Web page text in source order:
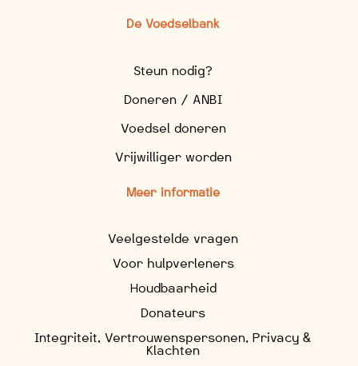
De Voedselbank
Steun nodig?
Doneren / ANBI
Voedsel doneren
Vrijwilliger worden
Meer informatie
Veelgestelde vragen
Voor hulpverleners
Houdbaarheid
Donateurs
Integriteit, Vertrouwenspersonen, Privacy &
Klachten